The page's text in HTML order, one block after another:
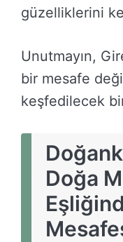
güzelliklerini
Unutmayın,
bir mesafe
keşfedilecek
Doğa